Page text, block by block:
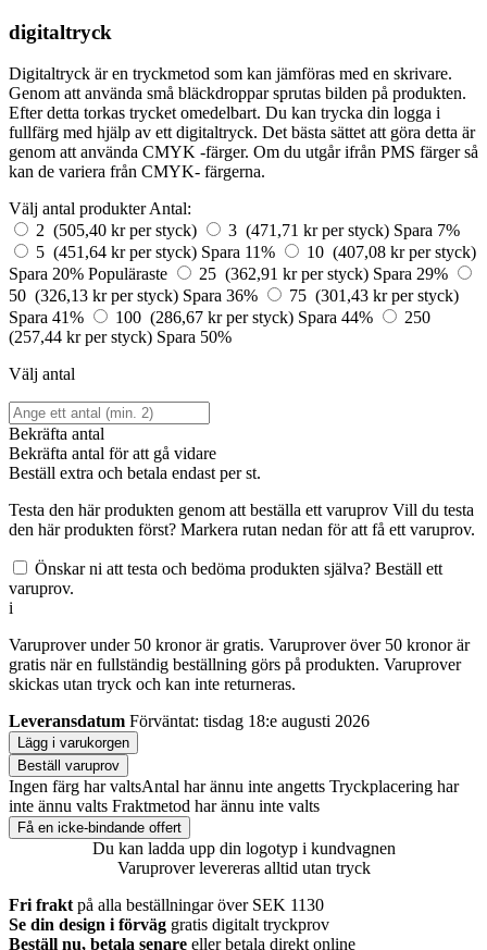
digitaltryck
Digitaltryck är en tryckmetod som kan jämföras med en skrivare.
Genom att använda små bläckdroppar sprutas bilden på produkten.
Efter detta torkas trycket omedelbart. Du kan trycka din logga i
fullfärg med hjälp av ett digitaltryck. Det bästa sättet att göra detta är
genom att använda CMYK -färger. Om du utgår ifrån PMS färger så
kan de variera från CMYK- färgerna.
Välj antal produkterAntal:
2 (505,40 kr per styck)
3 (471,71 kr per styck) Spara 7%
5 (451,64 kr per styck) Spara 11%
10 (407,08 kr per styck)
Spara 20% Populäraste 25 (362,91 kr per styck) Spara 29%
50 (326,13 kr per styck) Spara 36%
75 (301,43 kr per styck)
Spara 41%
100 (286,67 kr per styck) Spara 44%
250
(257,44 kr per styck) Spara 50%
Välj antal
Bekräfta antal
Bekräfta antal för att gå vidare
Beställ extra och betala endastper st.
Testa den här produkten genom att beställa ett varuprov Vill du testa
den här produkten först? Markera rutan nedan för att få ett varuprov.
Önskar ni att testa och bedöma produkten själva? Beställ ett
varuprov.
i
Varuprover under 50 kronor är gratis. Varuprover över 50 kronor är
gratis när en fullständig beställning görs på produkten. Varuprover
skickas utan tryck och kan inte returneras.
Leveransdatum Förväntat: tisdag 18:e augusti 2026
Lägg i varukorgen
Beställ varuprov
Ingen färg har valtsAntal har ännu inte angetts Tryckplacering har
inte ännu valts Fraktmetod har ännu inte valts
Få en icke-bindande offert
Du kan ladda upp din logotyp i kundvagnen
Varuprover levereras alltid utan tryck
Fri frakt på alla beställningar över SEK 1130
Se din design i förväg gratis digitalt tryckprov
Beställ nu, betala senare eller betala direkt online